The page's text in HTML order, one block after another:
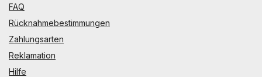
FAQ
Rücknahmebestimmungen
Zahlungsarten
Reklamation
Hilfe